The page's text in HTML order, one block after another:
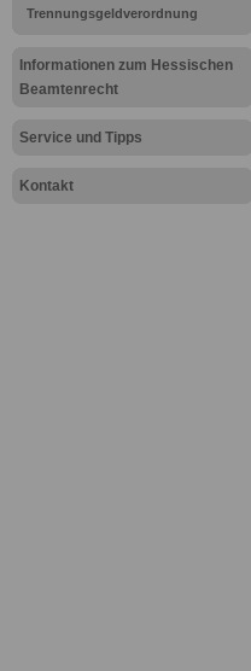
Trennungsgeldverordnung
Informationen zum Hessischen
Beamtenrecht
Service und Tipps
Kontakt